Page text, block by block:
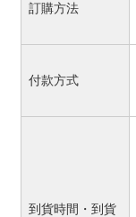
訂購方法
付款方式
到貨時間・到貨